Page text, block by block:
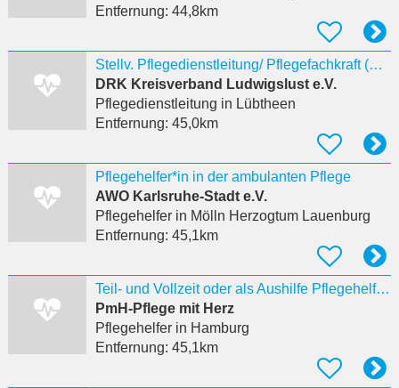
Entfernung: 44,8km
Stellv. Pflegedienstleitung/ Pflegefachkraft (m/w/d) APH Lübtheen ab sofort
DRK Kreisverband Ludwigslust e.V.
Pflegedienstleitung in Lübtheen
Entfernung: 45,0km
Pflegehelfer*in in der ambulanten Pflege
AWO Karlsruhe-Stadt e.V.
Pflegehelferin Mölln Herzogtum Lauenburg
Entfernung: 45,1km
Teil- und Vollzeit oder als Aushilfe Pflegehelfer, Gesundheits- und Pflegeassistenten und
PmH-Pflege mit Herz
Pflegehelferin Hamburg
Entfernung: 45,1km